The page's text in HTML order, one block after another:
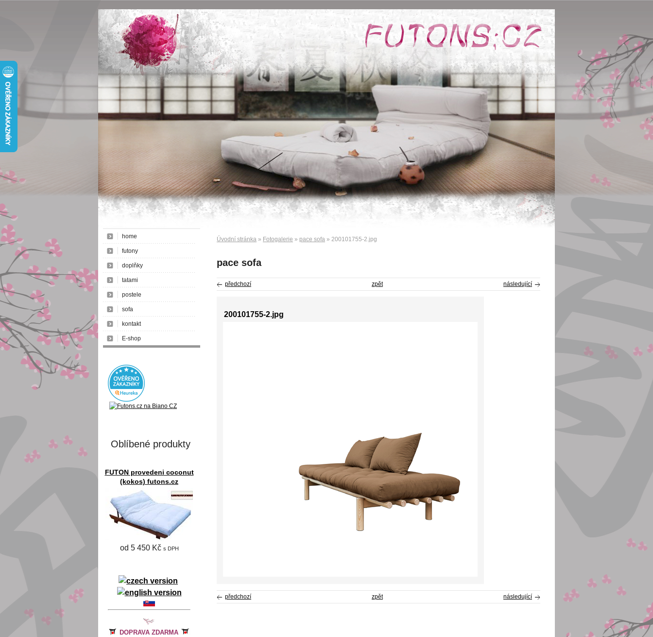
Úvodní stránka » Fotogalerie » pace sofa » 200101755-2.jpg
pace sofa
předchozí následující
zpět
200101755-2.jpg
předchozí následující
zpět
home
futony
doplňky
tatami
postele
sofa
kontakt
E-shop
Oblíbené produkty
FUTON provedeni coconut
(kokos) futons.cz
od 5 450 Kč s DPH
DOPRAVA ZDARMA